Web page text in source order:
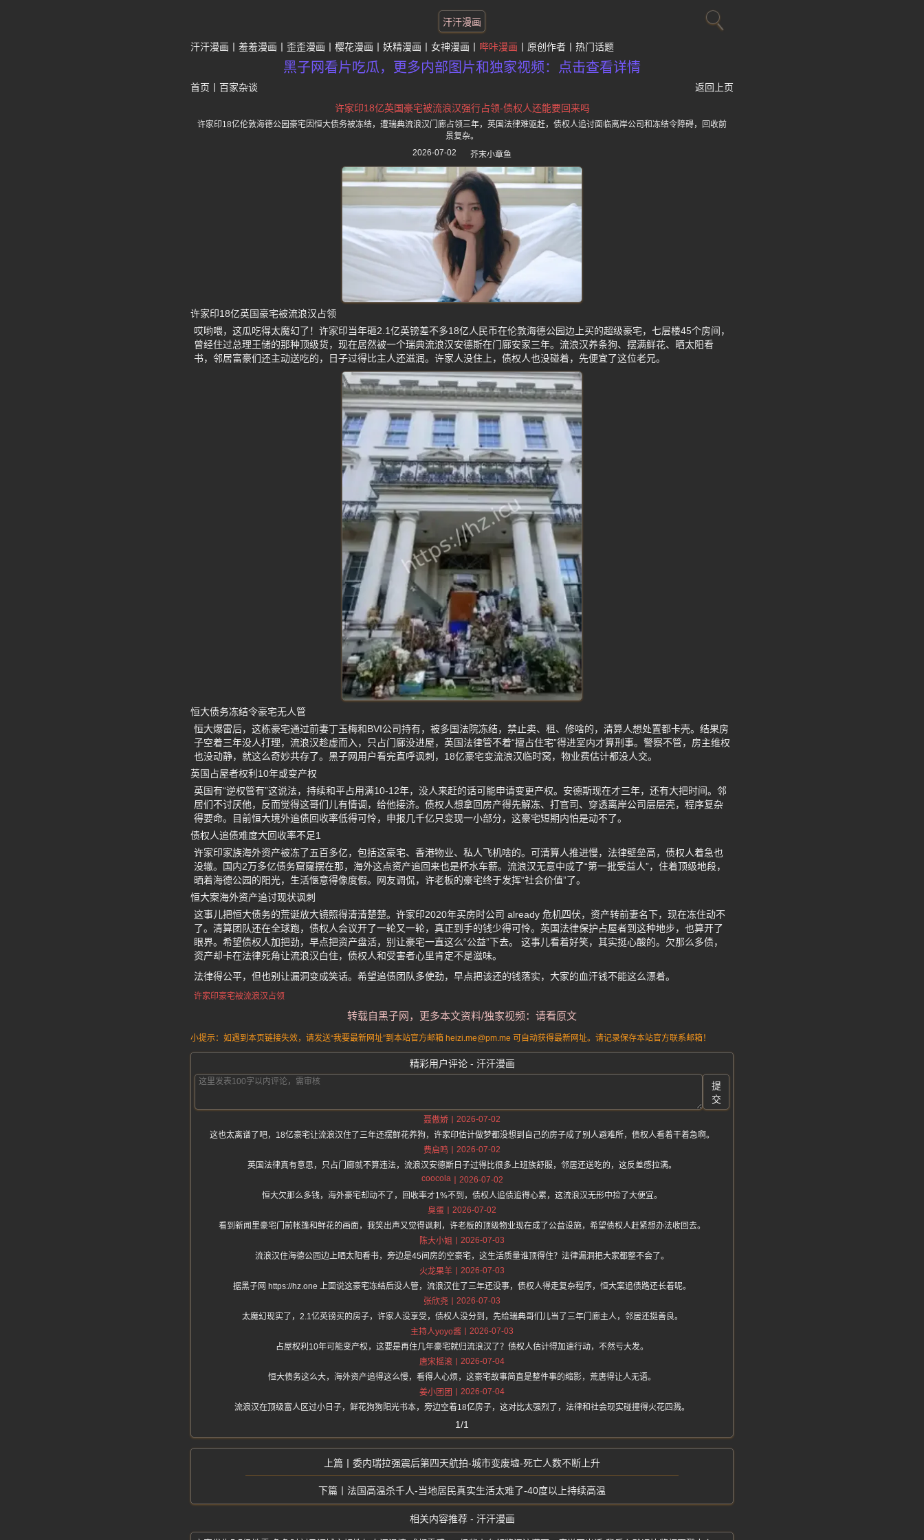
汗汗漫画
汗汗漫画 羞羞漫画 歪歪漫画 樱花漫画 妖精漫画 女神漫画 哔咔漫画 原创作者 热门话题
黑子网看片吃瓜，更多内部图片和独家视频：点击查看详情
首页 百家杂谈
返回上页
许家印18亿英国豪宅被流浪汉强行占领-债权人还能要回来吗
许家印18亿伦敦海德公园豪宅因恒大债务被冻结，遭瑞典流浪汉门廊占领三年，英国法律难驱赶，债权人追讨面临离岸公司和冻结令障碍，回收前
景复杂。
2026-07-02
芥末小章鱼
许家印18亿英国豪宅被流浪汉占领
哎哟喂，这瓜吃得太魔幻了！许家印当年砸2.1亿英镑差不多18亿人民币在伦敦海德公园边上买的超级豪宅，七层楼45个房间，
曾经住过总理王储的那种顶级货，现在居然被一个瑞典流浪汉安德斯在门廊安家三年。流浪汉养条狗、摆满鲜花、晒太阳看
书，邻居富豪们还主动送吃的，日子过得比主人还滋润。许家人没住上，债权人也没碰着，先便宜了这位老兄。
恒大债务冻结令豪宅无人管
恒大爆雷后，这栋豪宅通过前妻丁玉梅和BVI公司持有，被多国法院冻结，禁止卖、租、修啥的，清算人想处置都卡壳。结果房
子空着三年没人打理，流浪汉趁虚而入，只占门廊没进屋，英国法律管不着“擅占住宅”得进室内才算刑事。警察不管，房主维权
也没动静，就这么奇妙共存了。黑子网用户看完直呼讽刺，18亿豪宅变流浪汉临时窝，物业费估计都没人交。
英国占屋者权利10年或变产权
英国有“逆权管有”这说法，持续和平占用满10-12年，没人来赶的话可能申请变更产权。安德斯现在才三年，还有大把时间。邻
居们不讨厌他，反而觉得这哥们儿有情调，给他接济。债权人想拿回房产得先解冻、打官司、穿透离岸公司层层壳，程序复杂
得要命。目前恒大境外追债回收率低得可怜，申报几千亿只变现一小部分，这豪宅短期内怕是动不了。
债权人追债难度大回收率不足1
许家印家族海外资产被冻了五百多亿，包括这豪宅、香港物业、私人飞机啥的。可清算人推进慢，法律壁垒高，债权人着急也
没辙。国内2万多亿债务窟窿摆在那，海外这点资产追回来也是杯水车薪。流浪汉无意中成了“第一批受益人”，住着顶级地段，
晒着海德公园的阳光，生活惬意得像度假。网友调侃，许老板的豪宅终于发挥“社会价值”了。
恒大案海外资产追讨现状讽刺
这事儿把恒大债务的荒诞放大镜照得清清楚楚。许家印2020年买房时公司 already 危机四伏，资产转前妻名下，现在冻住动不
了。清算团队还在全球跑，债权人会议开了一轮又一轮，真正到手的钱少得可怜。英国法律保护占屋者到这种地步，也算开了
眼界。希望债权人加把劲，早点把资产盘活，别让豪宅一直这么“公益”下去。 这事儿看着好笑，其实挺心酸的。欠那么多债，
资产却卡在法律死角让流浪汉白住，债权人和受害者心里肯定不是滋味。
法律得公平，但也别让漏洞变成笑话。希望追债团队多使劲，早点把该还的钱落实，大家的血汗钱不能这么漂着。
许家印豪宅被流浪汉占领
转载自黑子网，更多本文资料/独家视频：请看原文
小提示：如遇到本页链接失效，请发送“我要最新网址”到本站官方邮箱 heizi.me@pm.me 可自动获得最新网址。请记录保存本站官方联系邮箱！
精彩用户评论 - 汗汗漫画
提
交
聂傲娇
2026-07-02
这也太离谱了吧，18亿豪宅让流浪汉住了三年还摆鲜花养狗，许家印估计做梦都没想到自己的房子成了别人避难所，债权人看着干着急啊。
费启鸣
2026-07-02
英国法律真有意思，只占门廊就不算违法，流浪汉安德斯日子过得比很多上班族舒服，邻居还送吃的，这反差感拉满。
coocola
2026-07-02
恒大欠那么多钱，海外豪宅却动不了，回收率才1%不到，债权人追债追得心累，这流浪汉无形中捡了大便宜。
臭蛋
2026-07-02
看到新闻里豪宅门前帐篷和鲜花的画面，我笑出声又觉得讽刺，许老板的顶级物业现在成了公益设施，希望债权人赶紧想办法收回去。
陈大小姐
2026-07-03
流浪汉住海德公园边上晒太阳看书，旁边是45间房的空豪宅，这生活质量谁顶得住？法律漏洞把大家都整不会了。
火龙果羊
2026-07-03
据黑子网 https://hz.one 上面说这豪宅冻结后没人管，流浪汉住了三年还没事，债权人得走复杂程序，恒大案追债路还长着呢。
张欣尧
2026-07-03
太魔幻现实了，2.1亿英镑买的房子，许家人没享受，债权人没分到，先给瑞典哥们儿当了三年门廊主人，邻居还挺善良。
主持人yoyo酱
2026-07-03
占屋权利10年可能变产权，这要是再住几年豪宅就归流浪汉了？债权人估计得加速行动，不然亏大发。
唐宋摇滚
2026-07-04
恒大债务这么大，海外资产追得这么慢，看得人心烦，这豪宅故事简直是整件事的缩影，荒唐得让人无语。
姜小团团
2026-07-04
流浪汉在顶级富人区过小日子，鲜花狗狗阳光书本，旁边空着18亿房子，这对比太强烈了，法律和社会现实碰撞得火花四溅。
1/1
委内瑞拉强震后第四天航拍-城市变废墟-死亡人数不断上升
法国高温杀千人-当地居民真实生活太难了-40度以上持续高温
相关内容推荐 - 汗汗漫画